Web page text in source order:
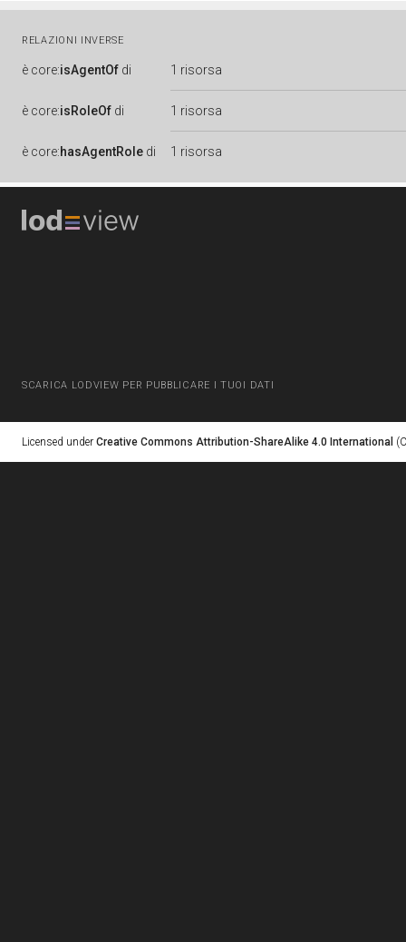
RELAZIONI INVERSE
è core:isAgentOf di 1 risorsa
è core:isRoleOf di 1 risorsa
è core:hasAgentRole di 1 risorsa
SCARICA LODVIEW PER PUBBLICARE I TUOI DATI
Licensed under Creative Commons Attribution-ShareAlike 4.0 International